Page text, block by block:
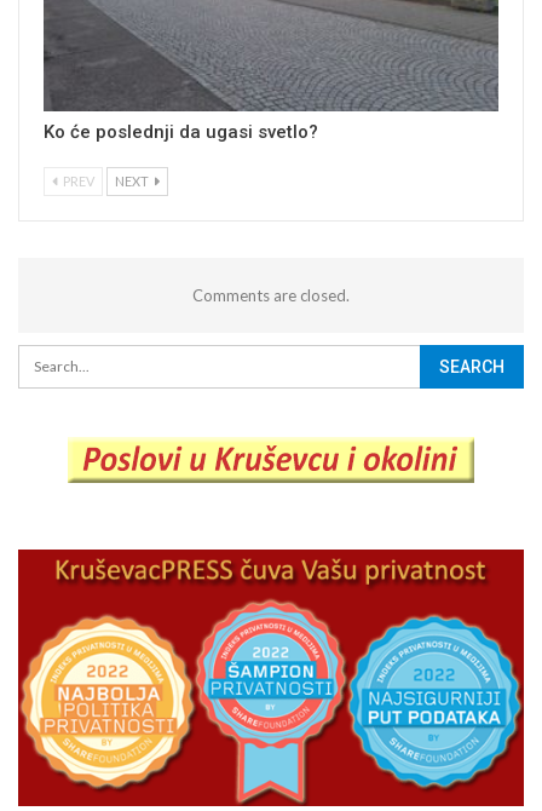
Ko će poslednji da ugasi svetlo?
PREV NEXT
Comments are closed.